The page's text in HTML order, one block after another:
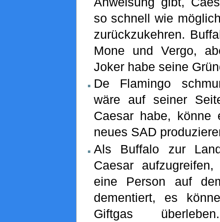
so schnell wie
zurückzukehren.
Mone und Vergo,
Joker habe seine
De Flamingo
wäre auf seiner
Caesar habe, könne
neues SAD
Als Buffalo zur
Caesar
eine Person auf
dementiert, es
Giftgas